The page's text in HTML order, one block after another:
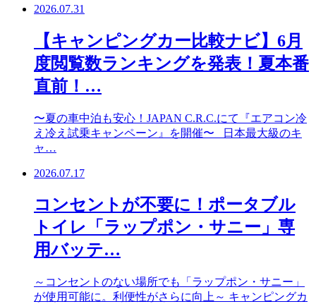
2026.07.31
【キャンピングカー比較ナビ】6月
度閲覧数ランキングを発表！夏本番
直前！…
〜夏の車中泊も安心！JAPAN C.R.C.にて『エアコン冷
え冷え試乗キャンペーン』を開催〜 日本最大級のキ
ャ…
2026.07.17
コンセントが不要に！ポータブル
トイレ「ラップポン・サニー」専
用バッテ…
～コンセントのない場所でも「ラップポン・サニー」
が使用可能に。利便性がさらに向上～ キャンピングカ